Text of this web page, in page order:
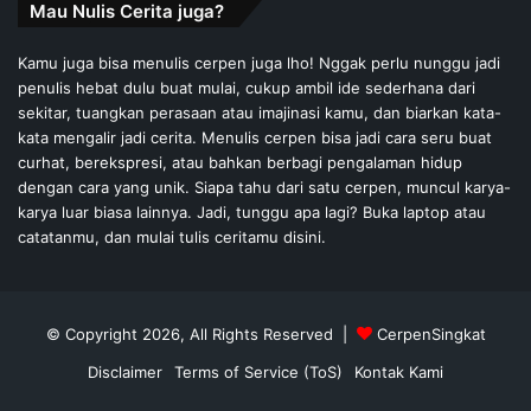
Mau Nulis Cerita juga?
Kamu juga bisa menulis cerpen juga lho! Nggak perlu nunggu jadi
penulis hebat dulu buat mulai, cukup ambil ide sederhana dari
sekitar, tuangkan perasaan atau imajinasi kamu, dan biarkan kata-
kata mengalir jadi cerita. Menulis cerpen bisa jadi cara seru buat
curhat, berekspresi, atau bahkan berbagi pengalaman hidup
dengan cara yang unik. Siapa tahu dari satu cerpen, muncul karya-
karya luar biasa lainnya. Jadi, tunggu apa lagi? Buka laptop atau
catatanmu, dan mulai tulis ceritamu disini.
© Copyright 2026, All Rights Reserved |
CerpenSingkat
Disclaimer
Terms of Service (ToS) Kontak Kami